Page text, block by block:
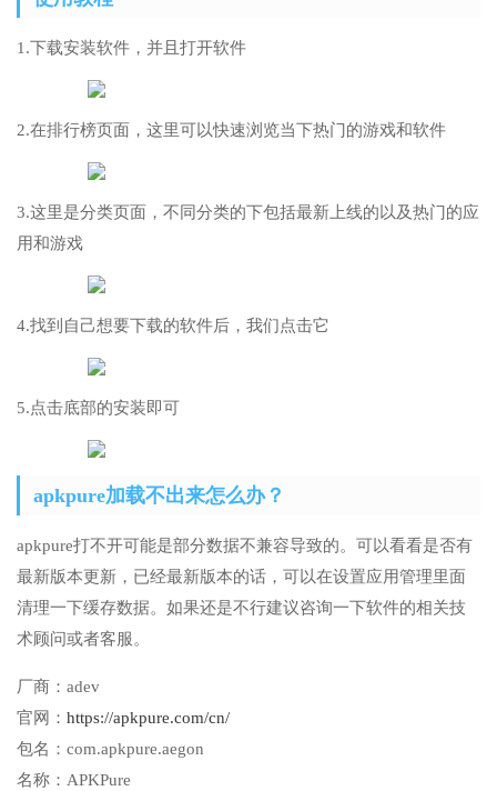
1.下载安装软件，并且打开软件
2.在排行榜页面，这里可以快速浏览当下热门的游戏和软件
3.这里是分类页面，不同分类的下包括最新上线的以及热门的应
用和游戏
4.找到自己想要下载的软件后，我们点击它
5.点击底部的安装即可
apkpure加载不出来怎么办？
apkpure打不开可能是部分数据不兼容导致的。可以看看是否有
最新版本更新，已经最新版本的话，可以在设置应用管理里面
清理一下缓存数据。如果还是不行建议咨询一下软件的相关技
术顾问或者客服。
厂商： adev
官网： https://apkpure.com/cn/
包名： com.apkpure.aegon
名称： APKPure